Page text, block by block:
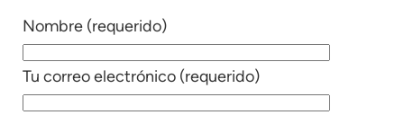
Nombre (requerido)
Tu correo electrónico (requerido)